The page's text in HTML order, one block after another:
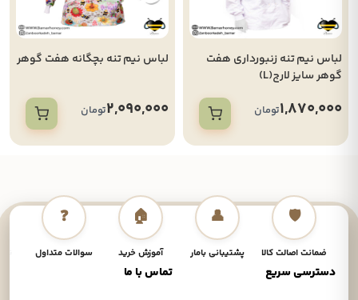
لباس نیم تنه زنبورداری هفت
گوهر سایز لارج(L)
1,870,000تومان
لباس نیم تنه بچگانه هفت گوهر
2,090,000تومان
🛡️
ضمانت اصالت کالا
👤
پشتیبانی بامار
🏠
آموزش خرید
❓
سوالات متداول
دسترسی سریع تماس با ما